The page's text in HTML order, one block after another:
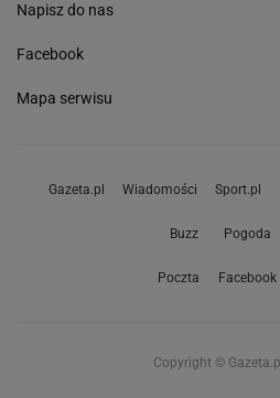
Napisz do nas
Facebook
Mapa serwisu
Gazeta.pl Wiadomości Sport.pl
Buzz Pogoda
Poczta Facebook
Copyright ©